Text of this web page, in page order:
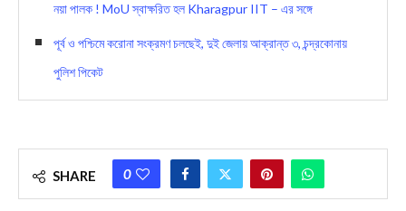
নয়া পালক ! MoU স্বাক্ষরিত হল Kharagpur IIT – এর সঙ্গে
পূর্ব ও পশ্চিমে করোনা সংক্রমণ চলছেই, দুই জেলায় আক্রান্ত ৩, চন্দ্রকোনায়
পুলিশ পিকেট
SHARE 0